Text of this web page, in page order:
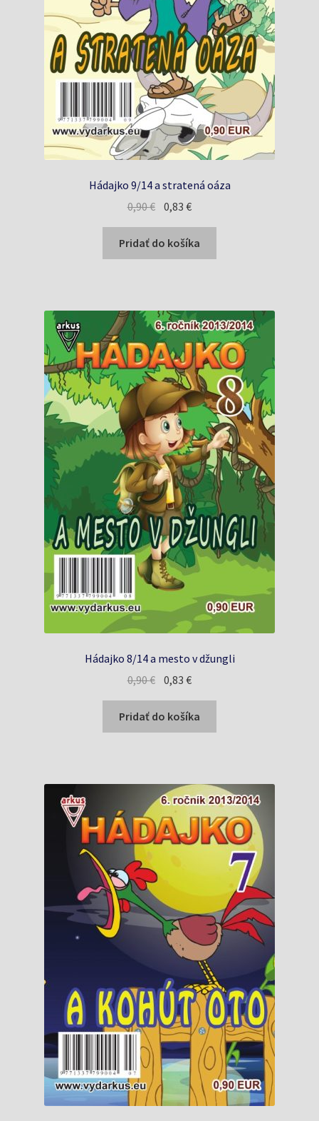
Hádajko 9/14 a stratená oáza
0,90€ Pôvodná
cena
bola:
0,90 €.
0,83€Aktuálna
cena
je:
0,83 €.
Pridať do košíka
Hádajko 8/14 a mesto v džungli
0,90€ Pôvodná
cena
bola:
0,90 €.
0,83€Aktuálna
cena
je:
0,83 €.
Pridať do košíka